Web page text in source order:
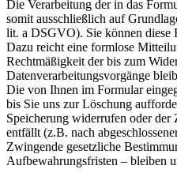
Die Verarbeitung der in das
somit ausschließlich auf
lit. a DSGVO). Sie können
Dazu reicht eine formlose
Rechtmäßigkeit der bis zum
Datenverarbeitungsvorgänge
Die von Ihnen im Formular
bis Sie uns zur Löschung
Speicherung widerrufen oder
entfällt (z.B. nach
Zwingende gesetzliche
Aufbewahrungsfristen – bleiben